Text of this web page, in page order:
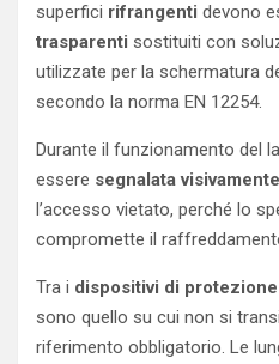
superfici rifrangenti devono
trasparenti sostituiti con
utilizzate per la schermatura
secondo la norma EN 12254.
Durante il funzionamento del
essere segnalata visivamente
l’accesso vietato, perché lo
compromette il
Tra i dispositivi di
sono quello su cui non si
riferimento obbligatorio. Le